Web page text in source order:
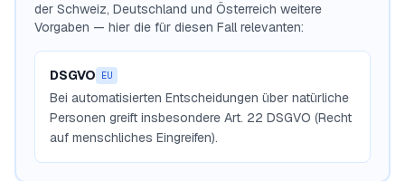
der Schweiz, Deutschland und Österreich weitere
Vorgaben — hier die für diesen Fall relevanten:
DSGVO EU
Bei automatisierten Entscheidungen über natürliche
Personen greift insbesondere Art. 22 DSGVO (Recht
auf menschliches Eingreifen).